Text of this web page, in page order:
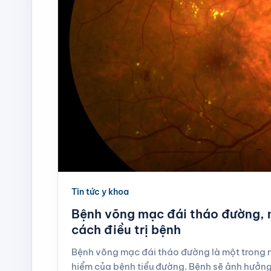
Tin tức y khoa
Bệnh võng mạc đái tháo đường,
cách điều trị bệnh
Bệnh võng mạc đái tháo đường là một trong
hiểm của bệnh tiểu đường. Bệnh sẽ ảnh